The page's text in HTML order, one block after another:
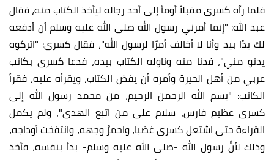
فلما رآه كسرى مقبلاً أومأ إلى أحد رجاله ليأخذ الكتاب منه، فقال
عبد الله: "إنما أمرني رسول الله صلى الله عليه وسلم أن أدفعه
لك يدًا بيد وأنا لا أخالف أمرًا لرسول الله"، فقال كسرى: "اتركوه
يدنو مني"، فدنا منه وناوله الكتاب بيده، فدعا كسرى بكاتب
عربي من أهل الحيرة وأمره أن يفض الكتاب، ويقرأه عليه، فقرأ
الكاتب: "بسم الله الرحمن الرحيم، من محمد رسول الله إلى
كسرى عظيم فارس، سلام على من اتبع الهدى"، ولم يكمل
القراءة حتى اشتعل كسرى غضبا، واحمرَّ وجهه، وانتفخت أوداجه،
وذلك لأنَّ رسول الله -صلى الله عليه وسلم- بدأ بنفسه، فأخذ